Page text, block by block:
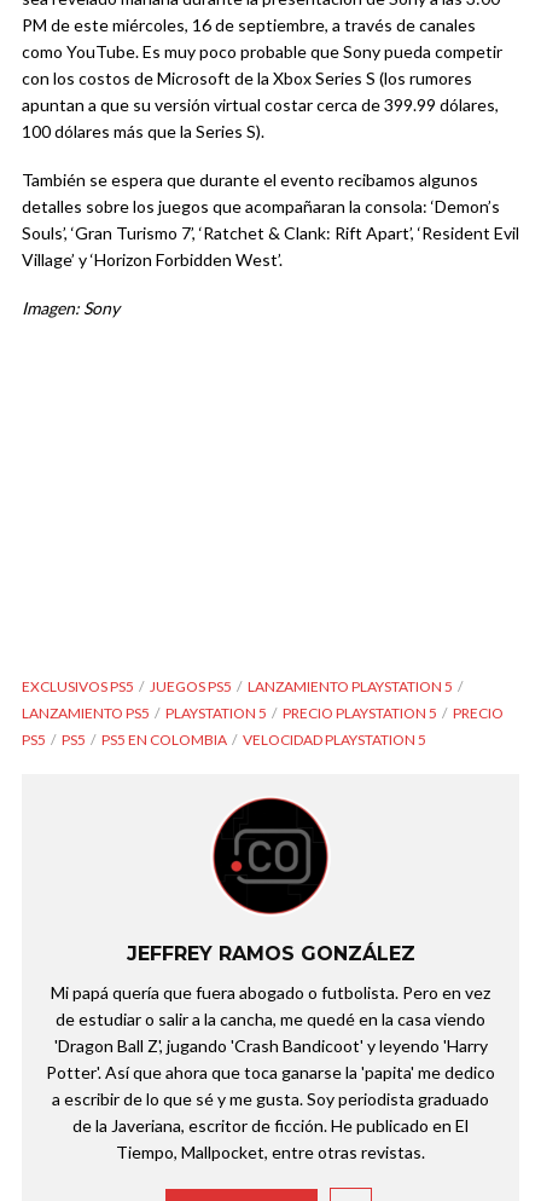
PM de este miércoles, 16 de septiembre, a través de canales
como YouTube. Es muy poco probable que Sony pueda competir
con los costos de Microsoft de la Xbox Series S (los rumores
apuntan a que su versión virtual costar cerca de 399.99 dólares,
100 dólares más que la Series S).
También se espera que durante el evento recibamos algunos
detalles sobre los juegos que acompañaran la consola: ‘Demon’s
Souls’, ‘Gran Turismo 7’, ‘Ratchet & Clank: Rift Apart’, ‘Resident Evil
Village’ y ‘Horizon Forbidden West’.
Imagen: Sony
EXCLUSIVOS PS5 JUEGOS PS5
LANZAMIENTO PLAYSTATION 5
LANZAMIENTO PS5
PLAYSTATION 5 PRECIO PLAYSTATION 5
PRECIO
PS5
PS5 PS5 EN COLOMBIA VELOCIDAD PLAYSTATION 5
JEFFREY RAMOS GONZÁLEZ
Mi papá quería que fuera abogado o futbolista. Pero en vez
de estudiar o salir a la cancha, me quedé en la casa viendo
'Dragon Ball Z', jugando 'Crash Bandicoot' y leyendo 'Harry
Potter'. Así que ahora que toca ganarse la 'papita' me dedico
a escribir de lo que sé y me gusta. Soy periodista graduado
de la Javeriana, escritor de ficción. He publicado en El
Tiempo, Mallpocket, entre otras revistas.